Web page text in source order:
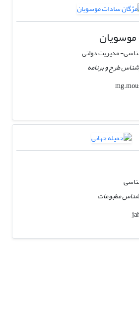
مدیریت دولتی
طرح و برنامه
مطبوعات